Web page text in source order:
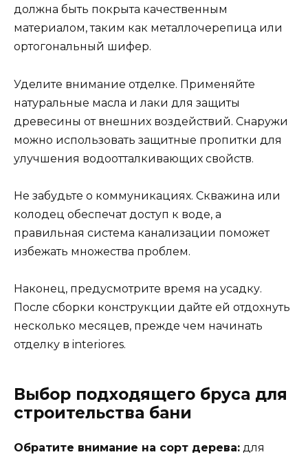
должна быть покрыта качественным
материалом, таким как металлочерепица или
ортогональный шифер.
Уделите внимание отделке. Применяйте
натуральные масла и лаки для защиты
древесины от внешних воздействий. Снаружи
можно использовать защитные пропитки для
улучшения водоотталкивающих свойств.
Не забудьте о коммуникациях. Скважина или
колодец обеспечат доступ к воде, а
правильная система канализации поможет
избежать множества проблем.
Наконец, предусмотрите время на усадку.
После сборки конструкции дайте ей отдохнуть
несколько месяцев, прежде чем начинать
отделку в interiores.
Выбор подходящего бруса для
строительства бани
Обратите внимание на сорт дерева: для